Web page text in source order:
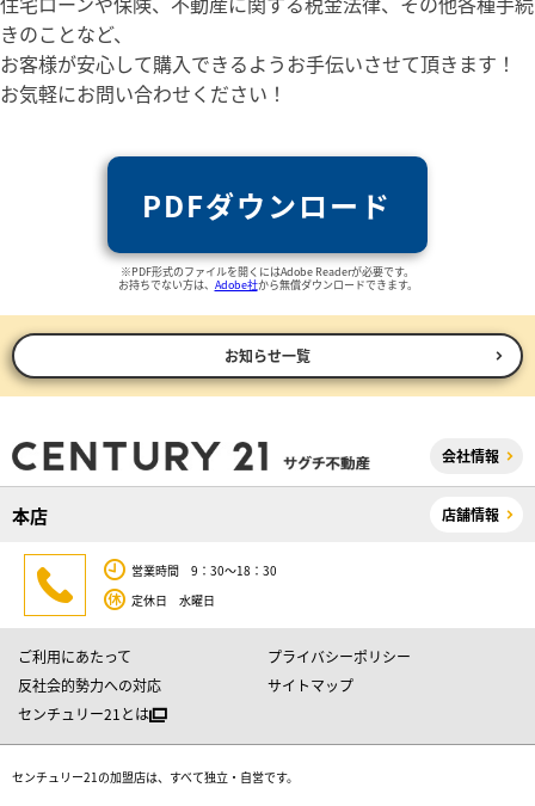
きのことなど、
お客様が安心して購入できるようお手伝いさせて頂きます！
お気軽にお問い合わせください！
PDFダウンロード
※PDF形式のファイルを開くにはAdobe Readerが必要です。
お持ちでない方は、 Adobe社から無償ダウンロードできます。
お知らせ一覧
会社情報
本店 店舗情報
営業時間 9：30～18：30
定休日 水曜日
ご利用にあたって
プライバシーポリシー
反社会的勢力への対応
サイトマップ
センチュリー21とは
センチュリー21の加盟店は、すべて独立・自営です。